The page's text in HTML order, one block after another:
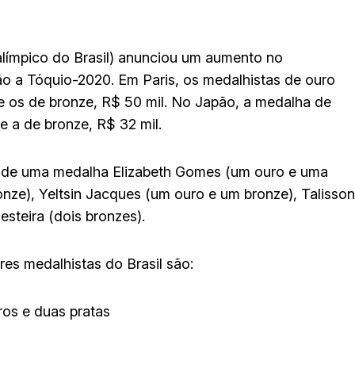
do Brasil) anunciou um aumento no
a Tóquio-2020. Em Paris, os medalhistas de ouro
os de bronze, R$ 50 mil. No Japão, a medalha de
a de bronze, R$ 32 mil.
uma medalha Elizabeth Gomes (um ouro e uma
Yeltsin Jacques (um ouro e um bronze), Talisson
(dois bronzes).
medalhistas do Brasil são:
e duas pratas